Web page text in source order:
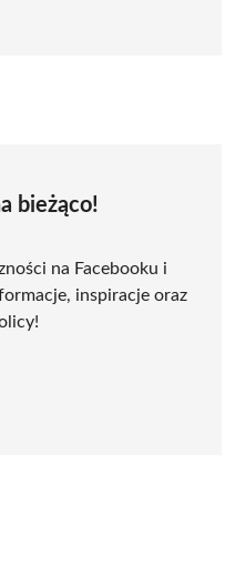
bieżąco!
na Facebooku i
inspiracje oraz